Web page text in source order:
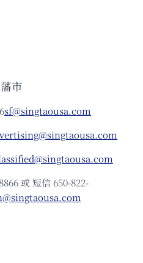
市
sf@singtaousa.com
或 短信 650-822-